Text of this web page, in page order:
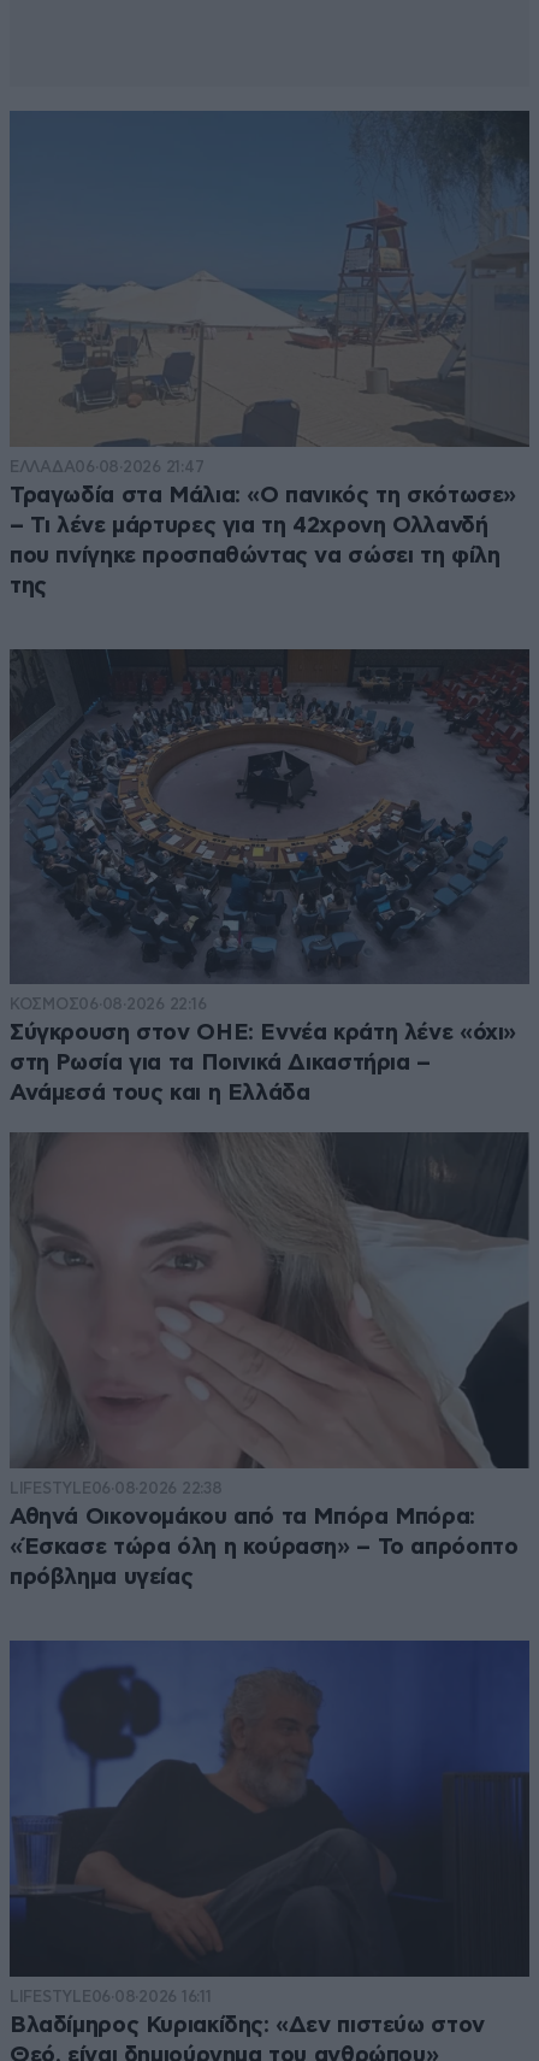
ΕΛΛΑΔΑ06·08·2026 21:47
Τραγωδία στα Μάλια: «Ο πανικός τη σκότωσε»
– Τι λένε μάρτυρες για τη 42χρονη Ολλανδή
που πνίγηκε προσπαθώντας να σώσει τη φίλη
της
ΚΟΣΜΟΣ06·08·2026 22:16
Σύγκρουση στον ΟΗΕ: Εννέα κράτη λένε «όχι»
στη Ρωσία για τα Ποινικά Δικαστήρια –
Ανάμεσά τους και η Ελλάδα
LIFESTYLE06·08·2026 22:38
Αθηνά Οικονομάκου από τα Μπόρα Μπόρα:
«Έσκασε τώρα όλη η κούραση» – Το απρόοπτο
πρόβλημα υγείας
LIFESTYLE06·08·2026 16:11
Βλαδίμηρος Κυριακίδης: «Δεν πιστεύω στον
Θεό, είναι δημιούργημα του ανθρώπου»